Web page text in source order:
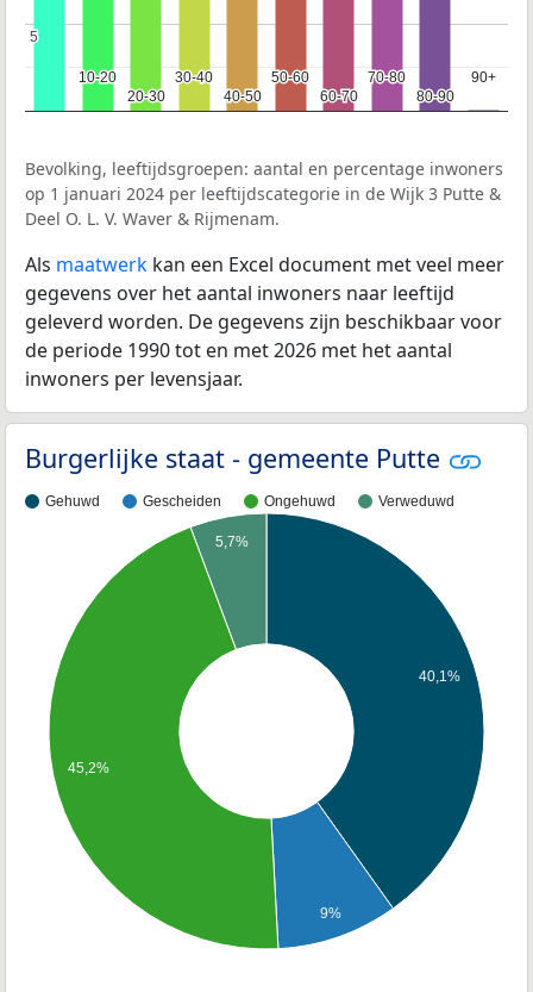
10-20
10-20
20-30
20-30
30-40
30-40
40-50
40-50
50-60
50-60
60-70
60-70
70-80
70-80
80-90
80-90
90+
90+
5
5
Bevolking, leeftijdsgroepen: aantal en percentage inwoners
op 1 januari 2024 per leeftijdscategorie in de Wijk 3 Putte &
Deel O. L. V. Waver & Rijmenam.
Als maatwerk kan een Excel document met veel meer
gegevens over het aantal inwoners naar leeftijd
geleverd worden. De gegevens zijn beschikbaar voor
de periode 1990 tot en met 2026 met het aantal
inwoners per levensjaar.
Burgerlijke staat - gemeente Putte
Gehuwd Gescheiden Ongehuwd Verweduwd
40,1%
9%
5,7%
45,2%